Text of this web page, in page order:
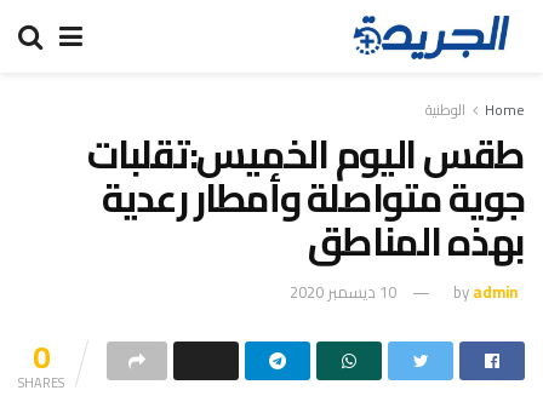
Home الوطنية
طقس اليوم الخميس:تقلبات
جوية متواصلة وأمطار رعدية
بهذه المناطق
byadmin 10 ديسمبر 2020
0
SHARES